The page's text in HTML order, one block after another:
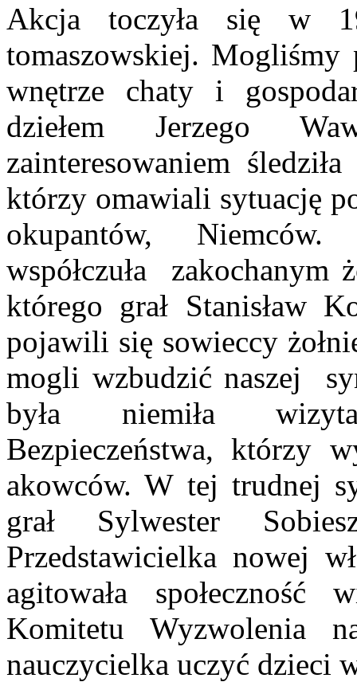
Akcja toczyła się w
tomaszowskiej. Mogliśmy
wnętrze chaty i
dziełem Jerzego
zainteresowaniem
którzy omawiali sytuację
okupantów,
współczuła zakochanym
którego grał Stanisław
pojawili się sowieccy
mogli wzbudzić naszej
była niemiła
Bezpieczeństwa, którzy
akowców. W tej trudnej
grał Sylwester
Przedstawicielka nowej
agitowała
Komitetu Wyzwolenia
nauczycielka uczyć dzieci